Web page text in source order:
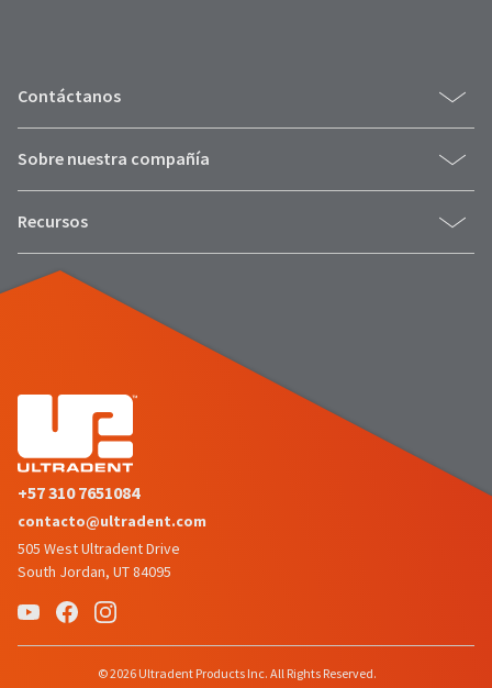
Contáctanos
Sobre nuestra compañía
Recursos
+57 310 7651084
contacto@ultradent.com
505 West Ultradent Drive
South Jordan, UT 84095
© 2026 Ultradent Products Inc. All Rights Reserved.